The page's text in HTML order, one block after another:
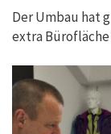
Der Umbau hat
extra